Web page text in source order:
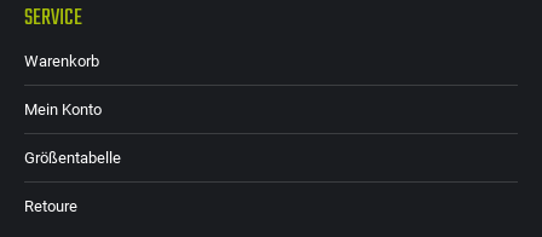
SERVICE
Warenkorb
Mein Konto
Größentabelle
Retoure